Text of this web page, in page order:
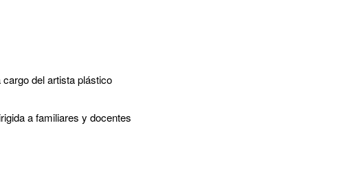
del artista plástico
a familiares y docentes